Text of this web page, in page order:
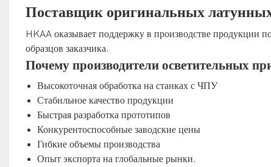
Поставщик оригинальных
HKAA оказывает поддержку в производстве продукции
образцов заказчика.
Почему производители осветительных
Высокоточная обработка на станках с ЧПУ
Стабильное качество продукции
Быстрая разработка прототипов
Конкурентоспособные заводские цены
Гибкие объемы производства
Опыт экспорта на глобальные рынки.